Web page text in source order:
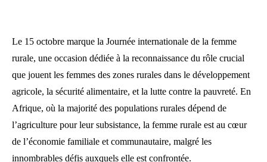
Le 15 octobre marque la Journée internationale de la femme
rurale, une occasion dédiée à la reconnaissance du rôle crucial
que jouent les femmes des zones rurales dans le développement
agricole, la sécurité alimentaire, et la lutte contre la pauvreté. En
Afrique, où la majorité des populations rurales dépend de
l’agriculture pour leur subsistance, la femme rurale est au cœur
de l’économie familiale et communautaire, malgré les
innombrables défis auxquels elle est confrontée.